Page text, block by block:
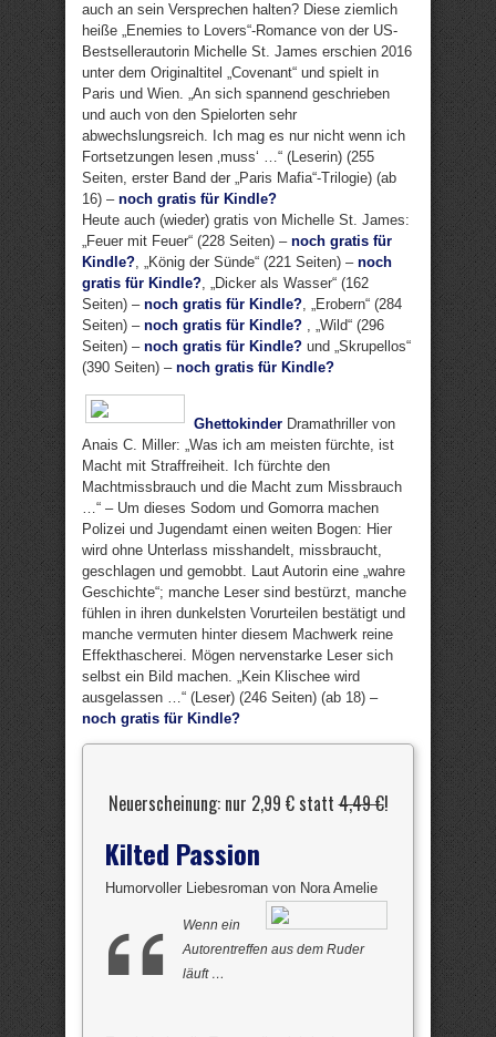
auch an sein Versprechen halten? Diese ziemlich
heiße „Enemies to Lovers“-Romance von der US-
Bestsellerautorin Michelle St. James erschien 2016
unter dem Originaltitel „Covenant“ und spielt in
Paris und Wien. „An sich spannend geschrieben
und auch von den Spielorten sehr
abwechslungsreich. Ich mag es nur nicht wenn ich
Fortsetzungen lesen ‚muss‘ …“ (Leserin) (255
Seiten, erster Band der „Paris Mafia“-Trilogie) (ab
16) – noch gratis für Kindle?
Heute auch (wieder) gratis von Michelle St. James:
„Feuer mit Feuer“ (228 Seiten) – noch gratis für
Kindle?, „König der Sünde“ (221 Seiten) – noch
gratis für Kindle?, „Dicker als Wasser“ (162
Seiten) – noch gratis für Kindle?, „Erobern“ (284
Seiten) – noch gratis für Kindle? , „Wild“ (296
Seiten) – noch gratis für Kindle? und „Skrupellos“
(390 Seiten) – noch gratis für Kindle?
Ghettokinder Dramathriller von
Anais C. Miller: „Was ich am meisten fürchte, ist
Macht mit Straffreiheit. Ich fürchte den
Machtmissbrauch und die Macht zum Missbrauch
…“ – Um dieses Sodom und Gomorra machen
Polizei und Jugendamt einen weiten Bogen: Hier
wird ohne Unterlass misshandelt, missbraucht,
geschlagen und gemobbt. Laut Autorin eine „wahre
Geschichte“; manche Leser sind bestürzt, manche
fühlen in ihren dunkelsten Vorurteilen bestätigt und
manche vermuten hinter diesem Machwerk reine
Effekthascherei. Mögen nervenstarke Leser sich
selbst ein Bild machen. „Kein Klischee wird
ausgelassen …“ (Leser) (246 Seiten) (ab 18) –
noch gratis für Kindle?
Neuerscheinung: nur 2,99 € statt4,49 €!
Kilted Passion
Humorvoller Liebesroman von Nora Amelie
Wenn ein
Autorentreffen aus dem Ruder
läuft …